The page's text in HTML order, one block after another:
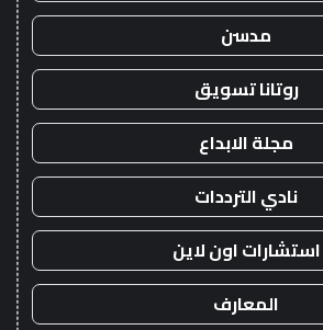
مدسن
روتانا تسويق
مجلة الابداع
نادي الترددات
استشارات اون لاين
المعارف